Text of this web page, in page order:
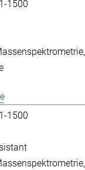
1500
1500